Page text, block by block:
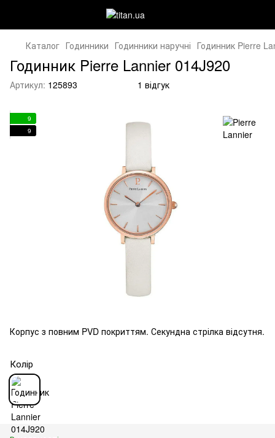
Каталог Годинники Годинники наручні Годинник Pierre
Годинник Pierre Lannier 014J920
Артикул: 125893 1 відгук
9
9
Корпус з повним PVD покриттям. Секундна стрілка відсутня.
Колір